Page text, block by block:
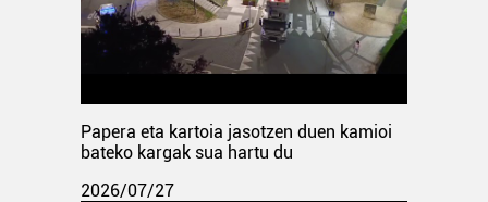
Papera eta kartoia jasotzen duen kamioi
bateko kargak sua hartu du
2026/07/27